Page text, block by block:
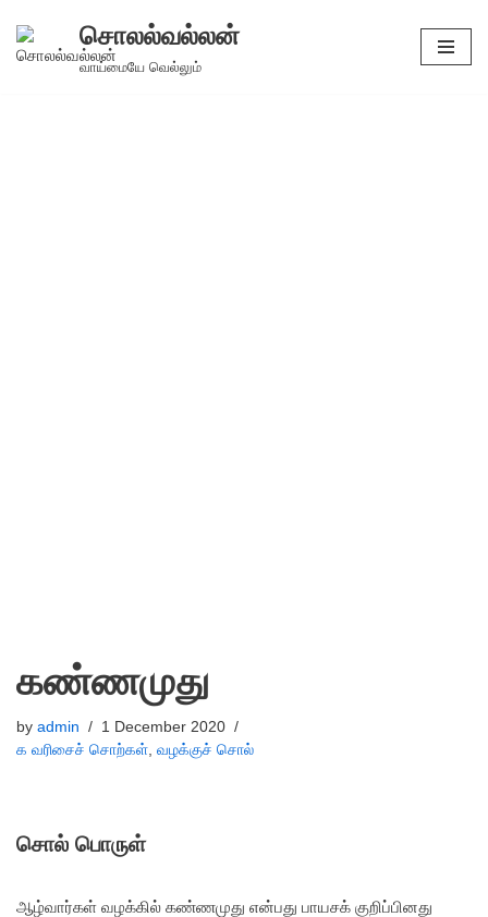
Skip
சொலல்வல்லன்
வாய்மையே வெல்லும்
கண்ணமுது
by admin
1 December 2020
க வரிசைச் சொற்கள், வழக்குச் சொல்
சொல் பொருள்
ஆழ்வார்கள் வழக்கில் கண்ணமுது என்பது பாயசக் குறிப்பினது